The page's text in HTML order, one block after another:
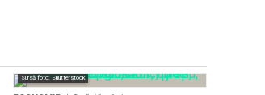
Sursă foto: Shutterstock